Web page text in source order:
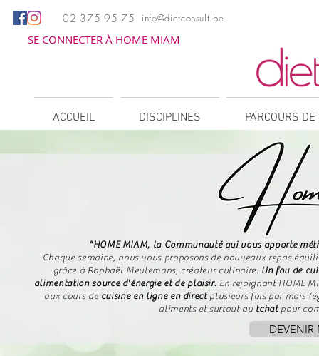
02 375 95 75 info@dietconsult.be
SE CONNECTER À HOME MIAM
ACCUEIL DISCIPLINES PARCOURS
"HOME MIAM, la Communauté qui vous apporte
Chaque semaine, nous vous proposons de nouveaux repas
grâce à Raphaël Meulemans, créateur culinaire. Un fou de
alimentation source d'énergie et de plaisir. En rejoignant HOME
aux cours de cuisine en ligne en direct plusieurs fois par mois
aliments et surtout au tchatpour
DEVENIR